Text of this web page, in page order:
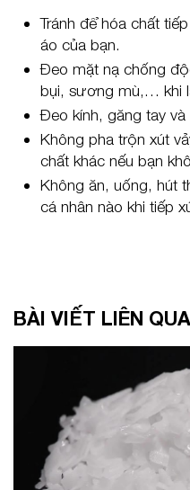
Tránh để hóa chất
áo của bạn.
Đeo mặt nạ chống
bụi, sương mù,… khi
Đeo kính, găng tay
Không pha trộn xút
chất khác nếu bạn
Không ăn, uống, hút
cá nhân nào khi tiếp
BÀI VIẾT LIÊN